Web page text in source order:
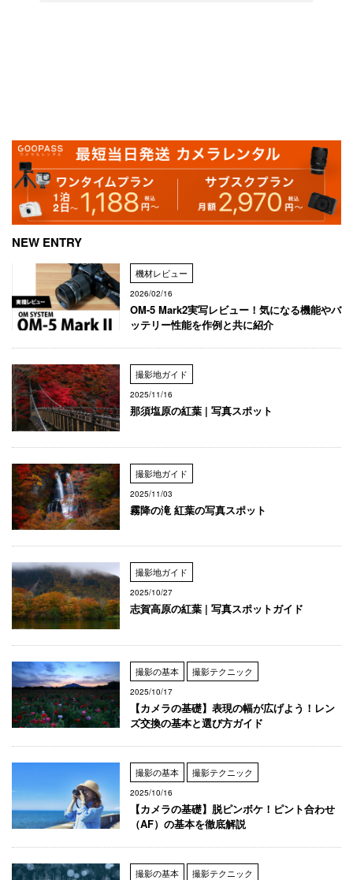
NEW ENTRY
機材レビュー
2026/02/16
OM-5 Mark2実写レビュー！気になる機能やバ
ッテリー性能を作例と共に紹介
撮影地ガイド
2025/11/16
那須塩原の紅葉 | 写真スポット
撮影地ガイド
2025/11/03
霧降の滝 紅葉の写真スポット
撮影地ガイド
2025/10/27
志賀高原の紅葉 | 写真スポットガイド
撮影の基本 撮影テクニック
2025/10/17
【カメラの基礎】表現の幅が広げよう！レン
ズ交換の基本と選び方ガイド
撮影の基本 撮影テクニック
2025/10/16
【カメラの基礎】脱ピンボケ！ピント合わせ
（AF）の基本を徹底解説
撮影の基本 撮影テクニック